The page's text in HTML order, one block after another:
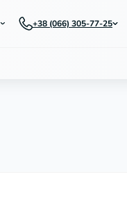
+38 (066) 305-77-25